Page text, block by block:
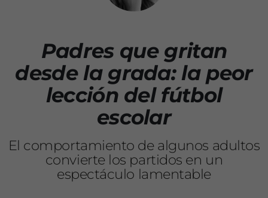
Padres que gritan
desde la grada: la peor
lección del fútbol
escolar
El comportamiento de algunos adultos
convierte los partidos en un
espectáculo lamentable